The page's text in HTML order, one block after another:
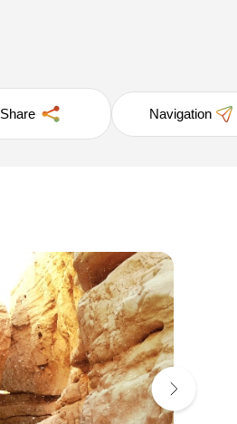
Navigation
Share